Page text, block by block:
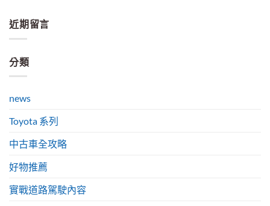
近期留言
分類
news
Toyota 系列
中古車全攻略
好物推薦
實戰道路駕駛內容